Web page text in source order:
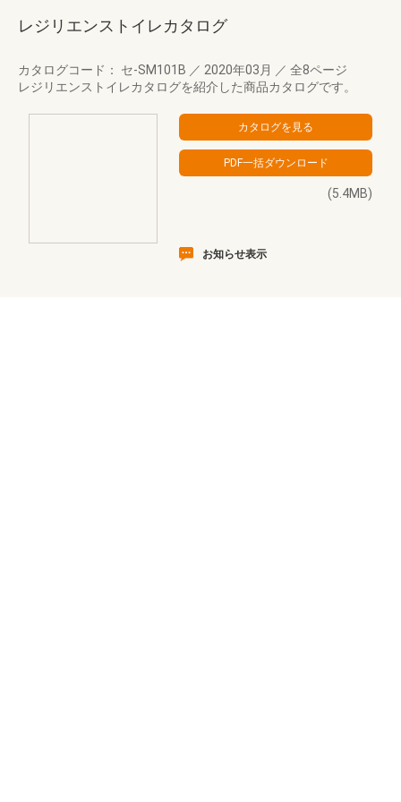
レジリエンストイレカタログ
カタログコード： セ-SM101B ／ 2020年03月 ／ 全8ページ
レジリエンストイレカタログを紹介した商品カタログです。
(5.4MB)
お知らせ表示